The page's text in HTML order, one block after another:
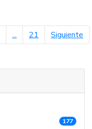
... 21 Siguiente
177